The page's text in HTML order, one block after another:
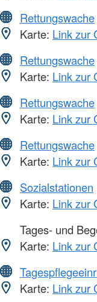
Rettungswache
Karte: Link zur
Rettungswache
Karte: Link zur
Rettungswache
Karte: Link zur
Rettungswache
Karte: Link zur
Sozialstationen
Karte: Link zur
Tages- und
Karte: Link zur
Karte: Link zur